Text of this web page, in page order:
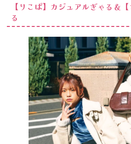
【りこぱ】カジュアルぎゃる＆【
る